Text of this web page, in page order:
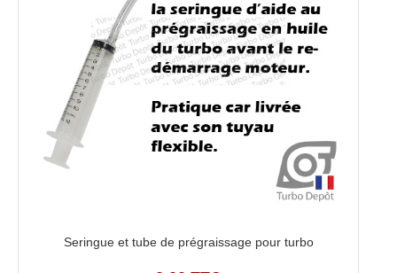
Seringue et tube de prégraissage pour turbo